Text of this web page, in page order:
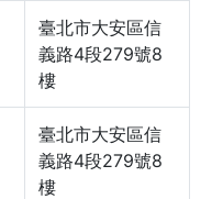
臺北市大安區信
義路4段279號8
樓
臺北市大安區信
義路4段279號8
樓